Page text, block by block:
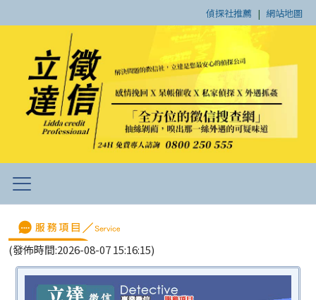
偵探社推薦 | 網站地圖
(發佈時間:2026-08-07 15:16:15)